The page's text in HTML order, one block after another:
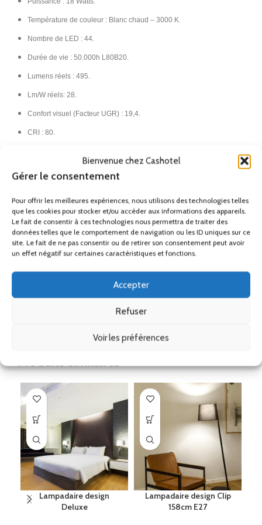
Bienvenue chez Cashotel
Gérer le consentement
Pour offrir les meilleures expériences, nous utilisons des technologies telles
que les cookies pour stocker et/ou accéder aux informations des appareils.
Le fait de consentir à ces technologies nous permettra de traiter des
données telles que le comportement de navigation ou les ID uniques sur ce
site. Le fait de ne pas consentir ou de retirer son consentement peut avoir
un effet négatif sur certaines caractéristiques et fonctions.
Accepter
Refuser
Voir les préférences
Température de couleur : Blanc chaud – 3000 K.
Nombre de LED : 44.
Durée de vie : 50.000h L80B20.
Lumens réels : 495.
Lm/W réels: 28.
Confort visuel (Facteur UGR) : 19,4.
CRI : 80.
Bin / Grup : 303.
Classe I.
IP20.​
France Métropolitaine (Hors
Remise
Produits similaires
Lampadaire design
Deluxe
Lampadaire design Clip
158cm E27